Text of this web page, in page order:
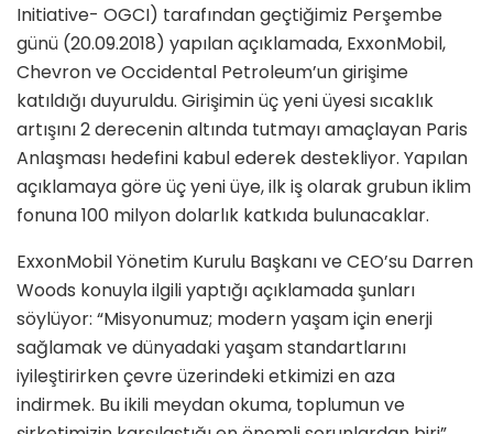
Initiative- OGCI) tarafından geçtiğimiz Perşembe
günü (20.09.2018) yapılan açıklamada, ExxonMobil,
Chevron ve Occidental Petroleum’un girişime
katıldığı duyuruldu. Girişimin üç yeni üyesi sıcaklık
artışını 2 derecenin altında tutmayı amaçlayan Paris
Anlaşması hedefini kabul ederek destekliyor. Yapılan
açıklamaya göre üç yeni üye, ilk iş olarak grubun iklim
fonuna 100 milyon dolarlık katkıda bulunacaklar.
ExxonMobil Yönetim Kurulu Başkanı ve CEO’su Darren
Woods konuyla ilgili yaptığı açıklamada şunları
söylüyor: “Misyonumuz; modern yaşam için enerji
sağlamak ve dünyadaki yaşam standartlarını
iyileştirirken çevre üzerindeki etkimizi en aza
indirmek. Bu ikili meydan okuma, toplumun ve